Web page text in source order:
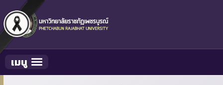
Toggle navigation
เมนู